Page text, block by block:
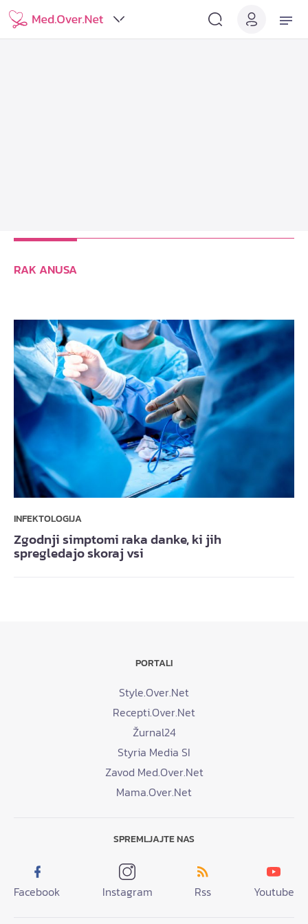
RAK ANUSA
INFEKTOLOGIJA
Zgodnji simptomi raka danke, ki jih
spregledajo skoraj vsi
PORTALI
Style.Over.Net
Recepti.Over.Net
Žurnal24
Styria Media SI
Zavod Med.Over.Net
Mama.Over.Net
SPREMLJAJTE NAS
Facebook Instagram Rss Youtube